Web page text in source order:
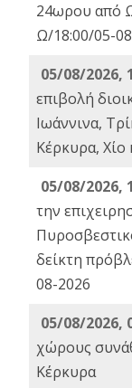
24ωρου από
Ω/18:00/05-
05/08/2026,
επιβολή
Ιωάννινα,
Κέρκυρα, Χίο
05/08/2026,
την
δείκτη
08-2026
05/08/2026,
χώρους
Κέρκυρα